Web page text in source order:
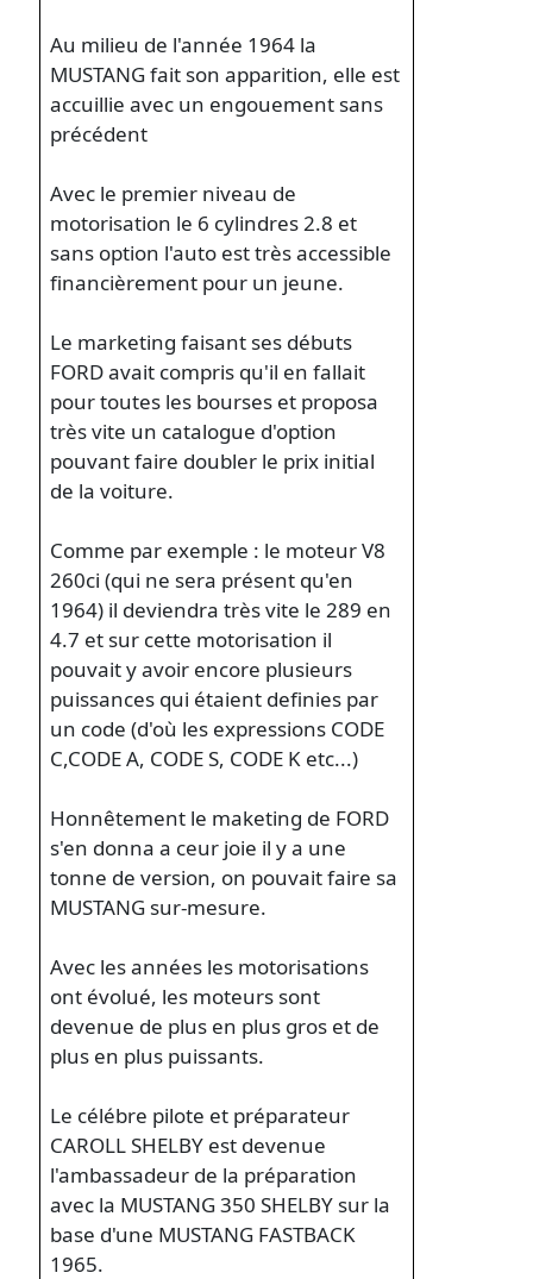
Au milieu de l'année 1964 la
MUSTANG fait son apparition, elle est
accuillie avec un engouement sans
précédent
Avec le premier niveau de
motorisation le 6 cylindres 2.8 et
sans option l'auto est très accessible
financièrement pour un jeune.
Le marketing faisant ses débuts
FORD avait compris qu'il en fallait
pour toutes les bourses et proposa
très vite un catalogue d'option
pouvant faire doubler le prix initial
de la voiture.
Comme par exemple : le moteur V8
260ci (qui ne sera présent qu'en
1964) il deviendra très vite le 289 en
4.7 et sur cette motorisation il
pouvait y avoir encore plusieurs
puissances qui étaient definies par
un code (d'où les expressions CODE
C,CODE A, CODE S, CODE K etc...)
Honnêtement le maketing de FORD
s'en donna a ceur joie il y a une
tonne de version, on pouvait faire sa
MUSTANG sur-mesure.
Avec les années les motorisations
ont évolué, les moteurs sont
devenue de plus en plus gros et de
plus en plus puissants.
Le célébre pilote et préparateur
CAROLL SHELBY est devenue
l'ambassadeur de la préparation
avec la MUSTANG 350 SHELBY sur la
base d'une MUSTANG FASTBACK
1965.